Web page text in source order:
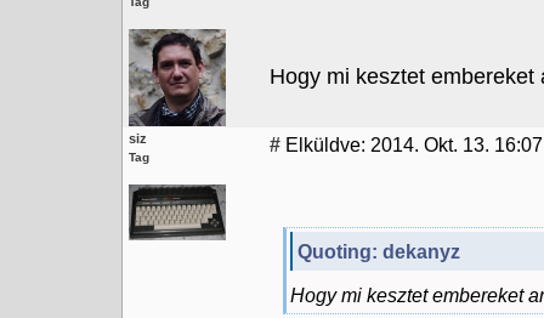
Hogy mi kesztet
siz
Tag
# Elküldve: 2014. Okt. 13. 16:07
Quoting: dekanyz
Hogy mi kesztet embereket